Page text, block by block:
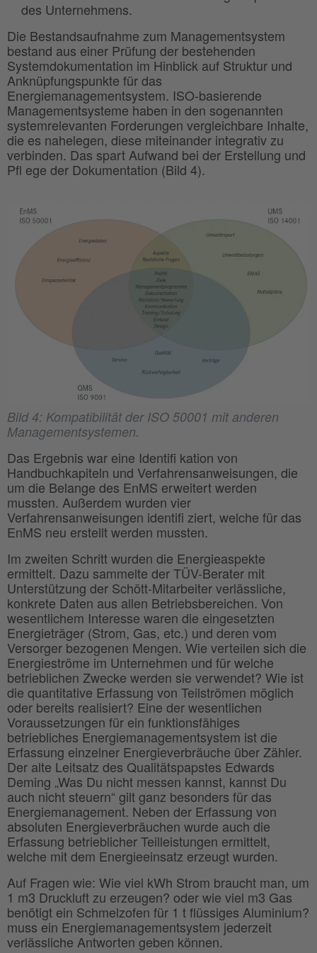
des Unternehmens.
Die Bestandsaufnahme zum Managementsystem
bestand aus einer Prüfung der bestehenden
Systemdokumentation im Hinblick auf Struktur und
Anknüpfungspunkte für das
Energiemanagementsystem. ISO-basierende
Managementsysteme haben in den sogenannten
systemrelevanten Forderungen vergleichbare Inhalte,
die es nahelegen, diese miteinander integrativ zu
verbinden. Das spart Aufwand bei der Erstellung und
Pfl ege der Dokumentation (Bild 4).
Bild 4: Kompatibilität der ISO 50001 mit anderen
Managementsystemen.
Das Ergebnis war eine Identifi kation von
Handbuchkapiteln und Verfahrensanweisungen, die
um die Belange des EnMS erweitert werden
mussten. Außerdem wurden vier
Verfahrensanweisungen identifi ziert, welche für das
EnMS neu erstellt werden mussten.
Im zweiten Schritt wurden die Energieaspekte
ermittelt. Dazu sammelte der TÜV-Berater mit
Unterstützung der Schött-Mitarbeiter verlässliche,
konkrete Daten aus allen Betriebsbereichen. Von
wesentlichem Interesse waren die eingesetzten
Energieträger (Strom, Gas, etc.) und deren vom
Versorger bezogenen Mengen. Wie verteilen sich die
Energieströme im Unternehmen und für welche
betrieblichen Zwecke werden sie verwendet? Wie ist
die quantitative Erfassung von Teilströmen möglich
oder bereits realisiert? Eine der wesentlichen
Voraussetzungen für ein funktionsfähiges
betriebliches Energiemanagementsystem ist die
Erfassung einzelner Energieverbräuche über Zähler.
Der alte Leitsatz des Qualitätspapstes Edwards
Deming „Was Du nicht messen kannst, kannst Du
auch nicht steuern“ gilt ganz besonders für das
Energiemanagement. Neben der Erfassung von
absoluten Energieverbräuchen wurde auch die
Erfassung betrieblicher Teilleistungen ermittelt,
welche mit dem Energieeinsatz erzeugt wurden.
Auf Fragen wie: Wie viel kWh Strom braucht man, um
1 m3 Druckluft zu erzeugen? oder wie viel m3 Gas
benötigt ein Schmelzofen für 1 t flüssiges Aluminium?
muss ein Energiemanagementsystem jederzeit
verlässliche Antworten geben können.